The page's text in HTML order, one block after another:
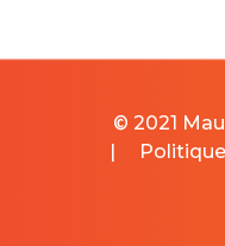
© 2021
|